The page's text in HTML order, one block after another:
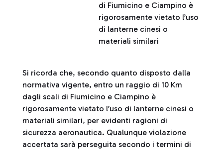
di Fiumicino e Ciampino è
rigorosamente vietato l’uso
di lanterne cinesi o
materiali similari
Si ricorda che, secondo quanto disposto dalla
normativa vigente, entro un raggio di 10 Km
dagli scali di Fiumicino e Ciampino è
rigorosamente vietato l’uso di lanterne cinesi o
materiali similari, per evidenti ragioni di
sicurezza aeronautica. Qualunque violazione
accertata sarà perseguita secondo i termini di